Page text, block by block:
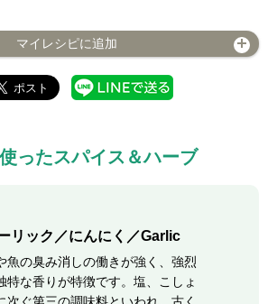
マイレシピに追加
ったスパイス＆ハーブ
リック／にんにく／Garlic
魚の臭み消しの働きが強く、強烈
特な香りが特徴です。塩、こしょ